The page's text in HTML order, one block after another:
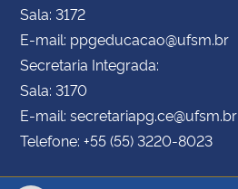
Sala: 3172
E-mail: ppgeducacao@ufsm.br
Secretaria Integrada:
Sala: 3170
E-mail: secretariapg.ce@ufsm.br
Telefone: +55 (55) 3220-8023